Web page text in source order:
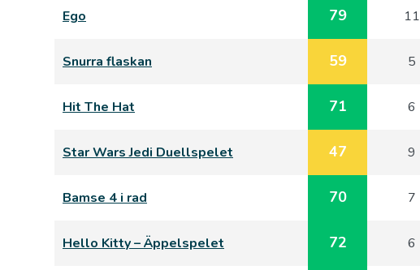
Ego 79 11
Snurra flaskan 59 5
Hit The Hat 71 6
Star Wars Jedi Duellspelet 47 9
Bamse 4 i rad 70 7
Hello Kitty – Äppelspelet 72 6